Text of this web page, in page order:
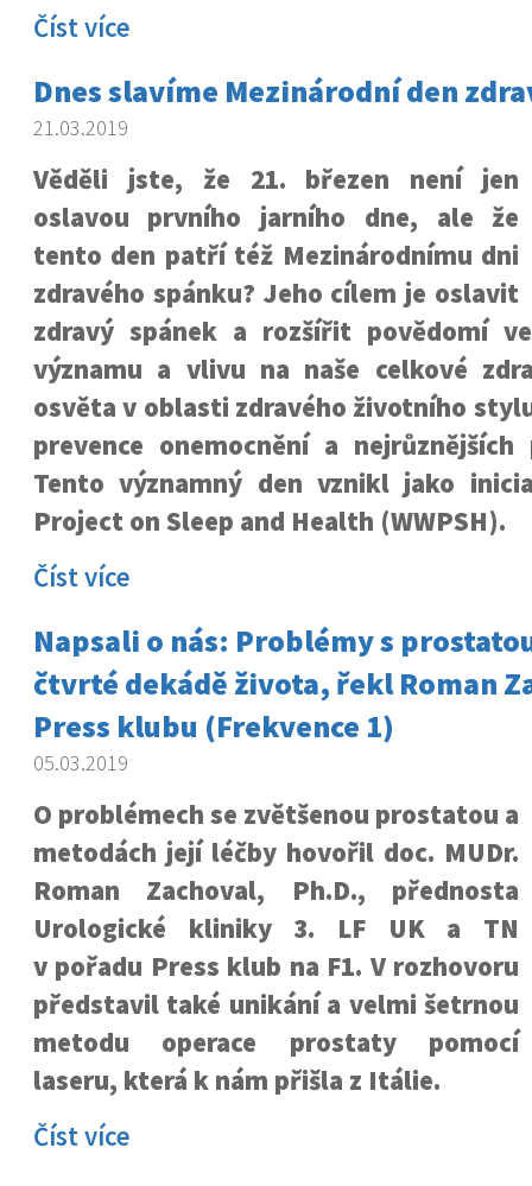
Číst více
Dnes slavíme Mezinárodní den
21.03.2019
Věděli jste, že 21. březen není jen
oslavou prvního jarního dne, ale že
tento den patří též Mezinárodnímu dni
zdravého spánku? Jeho cílem je oslavit
zdravý spánek a rozšířit povědomí
významu a vlivu na naše celkové
osvěta v oblasti zdravého životního
prevence onemocnění a nejrůznějších
Tento významný den vznikl jako
Project on Sleep and Health (WWPSH).
Číst více
Napsali o nás: Problémy s
čtvrté dekádě života, řekl Roman
Press klubu (Frekvence 1)
05.03.2019
O problémech se zvětšenou prostatou a
metodách její léčby hovořil doc. MUDr.
Roman Zachoval, Ph.D., přednosta
Urologické kliniky 3. LF UK a TN
v pořadu Press klub na F1. V rozhovoru
představil také unikání a velmi šetrnou
metodu operace prostaty pomocí
laseru, která k nám přišla z Itálie.
Číst více